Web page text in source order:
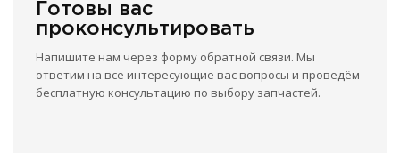
Готовы вас
проконсультировать
Напишите нам через форму обратной связи. Мы
ответим на все интересующие вас вопросы и проведём
бесплатную консультацию по выбору запчастей.